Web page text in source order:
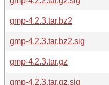
gmp-4.2.3.tar.bz2
gmp-4.2.3.tar.bz2.sig
gmp-4.2.3.tar.gz
gmp-4.2.3.tar.gz.sig